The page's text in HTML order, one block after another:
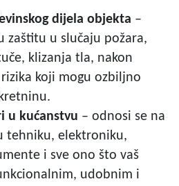
dijela objekta –
zaštitu u slučaju požara,
klizanja tla, nakon
koji mogu ozbiljno
u kućanstvu – odnosi se na
tehniku, elektroniku,
i sve ono što vaš
udobnim i